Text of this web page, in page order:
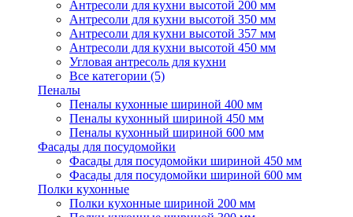
Антресоли для кухни высотой 200 мм
Антресоли для кухни высотой 350 мм
Антресоли для кухни высотой 357 мм
Антресоли для кухни высотой 450 мм
Угловая антресоль для кухни
Все категории (5)
Пеналы
Пеналы кухонные шириной 400 мм
Пеналы кухонный шириной 450 мм
Пеналы кухонный шириной 600 мм
Фасады для посудомойки
Фасады для посудомойки шириной 450 мм
Фасады для посудомойки шириной 600 мм
Полки кухонные
Полки кухонные шириной 200 мм